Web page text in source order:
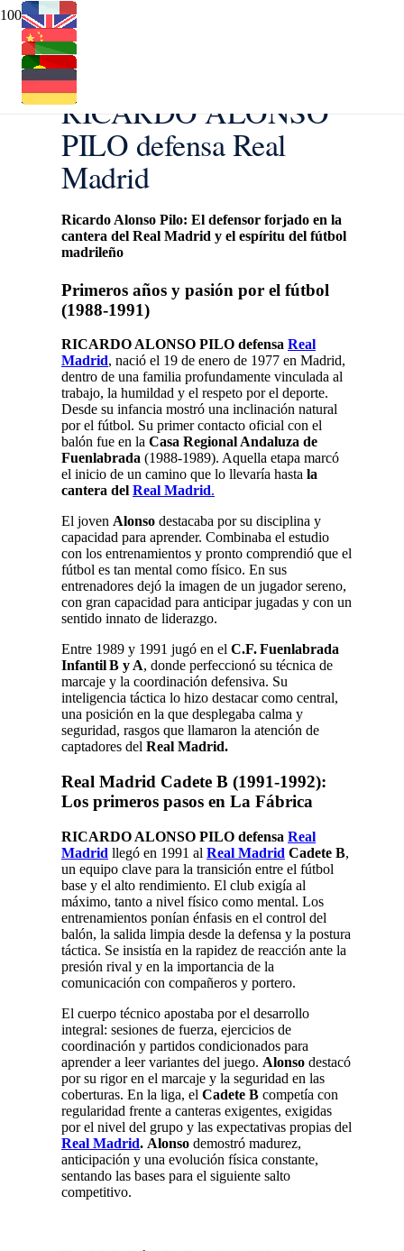
RICARDO ALONSO
PILO defensa Real
Madrid
Ricardo Alonso Pilo: El defensor forjado en la
cantera del Real Madrid y el espíritu del fútbol
madrileño
Primeros años y pasión por el fútbol
(1988‑1991)
RICARDO ALONSO PILO defensa Real
Madrid, nació el 19 de enero de 1977 en Madrid,
dentro de una familia profundamente vinculada al
trabajo, la humildad y el respeto por el deporte.
Desde su infancia mostró una inclinación natural
por el fútbol. Su primer contacto oficial con el
balón fue en la Casa Regional Andaluza de
Fuenlabrada (1988‑1989). Aquella etapa marcó
el inicio de un camino que lo llevaría hasta la
cantera del Real Madrid.
El joven Alonso destacaba por su disciplina y
capacidad para aprender. Combinaba el estudio
con los entrenamientos y pronto comprendió que el
fútbol es tan mental como físico. En sus
entrenadores dejó la imagen de un jugador sereno,
con gran capacidad para anticipar jugadas y con un
sentido innato de liderazgo.
Entre 1989 y 1991 jugó en el C.F. Fuenlabrada
Infantil B y A, donde perfeccionó su técnica de
marcaje y la coordinación defensiva. Su
inteligencia táctica lo hizo destacar como central,
una posición en la que desplegaba calma y
seguridad, rasgos que llamaron la atención de
captadores del Real Madrid.
Real Madrid Cadete B (1991-1992):
Los primeros pasos en La Fábrica
RICARDO ALONSO PILO defensa Real
Madrid llegó en 1991 al Real Madrid Cadete B,
un equipo clave para la transición entre el fútbol
base y el alto rendimiento. El club exigía al
máximo, tanto a nivel físico como mental. Los
entrenamientos ponían énfasis en el control del
balón, la salida limpia desde la defensa y la postura
táctica. Se insistía en la rapidez de reacción ante la
presión rival y en la importancia de la
comunicación con compañeros y portero.
El cuerpo técnico apostaba por el desarrollo
integral: sesiones de fuerza, ejercicios de
coordinación y partidos condicionados para
aprender a leer variantes del juego. Alonso destacó
por su rigor en el marcaje y la seguridad en las
coberturas. En la liga, el Cadete B competía con
regularidad frente a canteras exigentes, exigidas
por el nivel del grupo y las expectativas propias del
Real Madrid. Alonso demostró madurez,
anticipación y una evolución física constante,
sentando las bases para el siguiente salto
competitivo.